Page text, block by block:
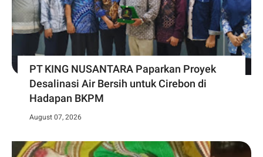
PT KING NUSANTARA Paparkan Proyek
Desalinasi Air Bersih untuk Cirebon di
Hadapan BKPM
August 07, 2026